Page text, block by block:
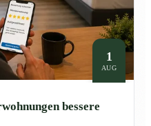
1
AUG
bessere